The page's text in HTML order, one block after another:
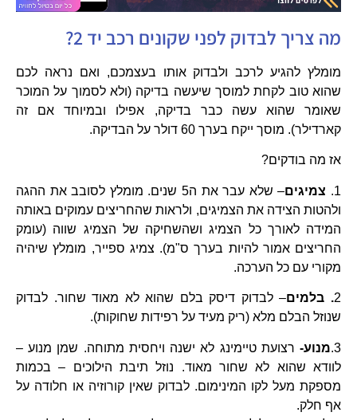
מה צריך לבדוק לפני שקונים רכב יד 2?
מומלץ להגיע לרכב ולבדוק אותו בעצמכם, ואם נראה לכם
שהוא טוב לקחת למוסך שיעשה בדיקה (ולא לסמוך על המוכר
שאומר שהוא עשה כבר בדיקה, אפילו ובמיוחד אם זה
קארדילר). מוסך ייקח בערך 60 דולר על הבדיקה.
אז מה בודקים?
1. צמיגים
– שלא עבר את ה5 שנים. מומלץ לסובב את ההגה
ולהטות הצידה את הצמיגים, ולראות שהחריצים עמוקים באותה
המידה לאורך כל הצמיג ושהשחיקה של הצמיג שווה (עומק
החריצים אמור להיות בערך ס"מ). צמיג ספייר, מומלץ שיהיה
מקורי עם כל הערכה.
2. בלמים– לבדוק דיסק בלם שהוא לא מאוד שחור. לבדוק
שנוזל הבלם מלא (ריק מעיד על רפידות שחוקות).
3. מנוע- רצועת טיימינג לא ישנה ויחסית מתוחה. שמן מנוע –
לוודא שהוא לא שחור מאוד. נוזל תיבת הילוכים – בכמות
מספקת מעל לקו המינימום. לבדוק שאין קורוזיה או חלודה על
אף חלק.